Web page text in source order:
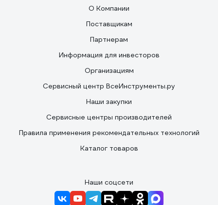
О Компании
Поставщикам
Партнерам
Информация для инвесторов
Организациям
Сервисный центр ВсеИнструменты.ру
Наши закупки
Сервисные центры производителей
Правила применения рекомендательных технологий
Каталог товаров
Наши соцсети